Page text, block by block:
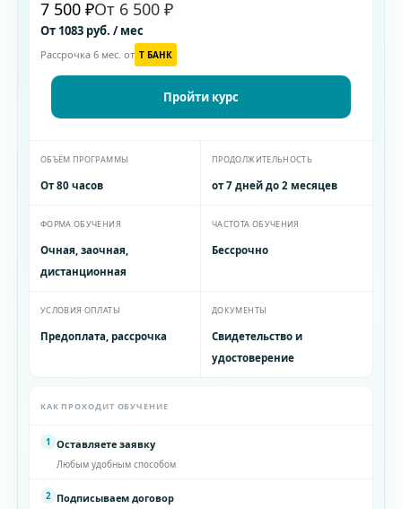
7 500 ₽От 6 500 ₽
От 1083 руб. / мес
Рассрочка 6 мес. от T БАНК
Пройти курс
ОБЪЁМ ПРОГРАММЫ
От 80 часов
ПРОДОЛЖИТЕЛЬНОСТЬ
от 7 дней до 2 месяцев
ФОРМА ОБУЧЕНИЯ
Очная, заочная,
дистанционная
ЧАСТОТА ОБУЧЕНИЯ
Бессрочно
УСЛОВИЯ ОПЛАТЫ
Предоплата, рассрочка
ДОКУМЕНТЫ
Свидетельство и
удостоверение
КАК ПРОХОДИТ ОБУЧЕНИЕ
1 Оставляете заявку
Любым удобным способом
2 Подписываем договор